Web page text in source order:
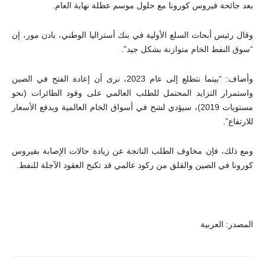
بعد جائحة فيروس كورونا مع حلول موسم عطلة نهاية العام.
وقال رئيس أبحاث السلع الأولية في بنك أستراليا الوطني، بادن مور، إن
“سوق النفط الخام متوازنة بشكل جيد”.
وأضاف: “بينما نتطلع إلى عام 2023، نرى أن إعادة الفتح في الصين
واستمرار التزايد المحتمل للطلب العالمي على وقود الطائرات (نحو
مستويات 2019)، سيؤدي لشح في أسواق الخام العالمية ويدفع الأسعار
للارتفاع”.
ومع ذلك، فإن مخاوف الطلب الناتجة عن زيادة حالات الإصابة بفيروس
كورونا في الصين والقلق من ركود عالمي قد تكبح العقود الآجلة للنفط.
المصدر: العربية